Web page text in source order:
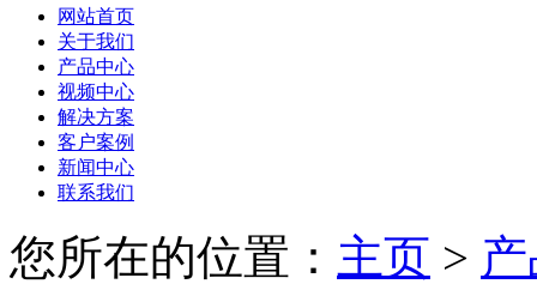
网站首页
关于我们
产品中心
视频中心
解决方案
客户案例
新闻中心
联系我们
您所在的位置： 主页 >